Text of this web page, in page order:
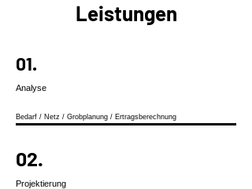
Leistungen
01.
Analyse
​Bedarf / Netz​ / Grobplanung / Ertragsberechnung
02.
Projektierung